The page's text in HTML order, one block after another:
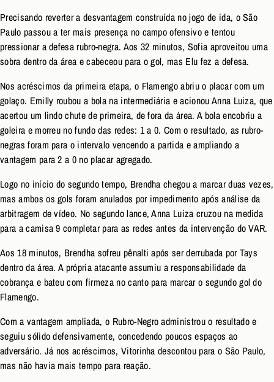
Precisando reverter a desvantagem construída no jogo de ida, o São
Paulo passou a ter mais presença no campo ofensivo e tentou
pressionar a defesa rubro-negra. Aos 32 minutos, Sofia aproveitou uma
sobra dentro da área e cabeceou para o gol, mas Elu fez a defesa.
Nos acréscimos da primeira etapa, o Flamengo abriu o placar com um
golaço. Emilly roubou a bola na intermediária e acionou Anna Luiza, que
acertou um lindo chute de primeira, de fora da área. A bola encobriu a
goleira e morreu no fundo das redes: 1 a 0. Com o resultado, as rubro-
negras foram para o intervalo vencendo a partida e ampliando a
vantagem para 2 a 0 no placar agregado.
Logo no início do segundo tempo, Brendha chegou a marcar duas vezes,
mas ambos os gols foram anulados por impedimento após análise da
arbitragem de vídeo. No segundo lance, Anna Luiza cruzou na medida
para a camisa 9 completar para as redes antes da intervenção do VAR.
Aos 18 minutos, Brendha sofreu pênalti após ser derrubada por Tays
dentro da área. A própria atacante assumiu a responsabilidade da
cobrança e bateu com firmeza no canto para marcar o segundo gol do
Flamengo.
Com a vantagem ampliada, o Rubro-Negro administrou o resultado e
seguiu sólido defensivamente, concedendo poucos espaços ao
adversário. Já nos acréscimos, Vitorinha descontou para o São Paulo,
mas não havia mais tempo para reação.